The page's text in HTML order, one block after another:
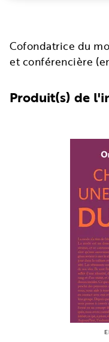
Cofondatrice du
et conférencière
Produit(s) de